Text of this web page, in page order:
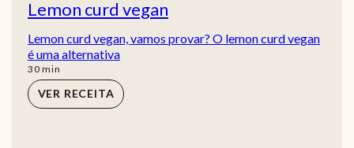
Lemon curd vegan
Lemon curd vegan, vamos provar? O lemon curd vegan
é uma alternativa
30min
min
VER RECEITA